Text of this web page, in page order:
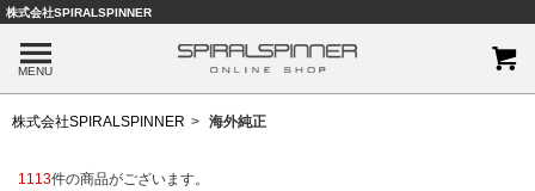
株式会社SPIRALSPINNER
MENU
株式会社SPIRALSPINNER 海外純正
1113件の商品がございます。